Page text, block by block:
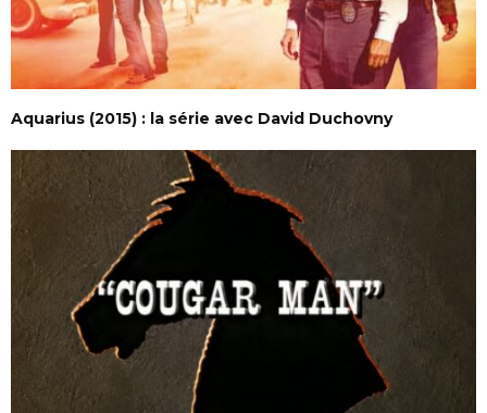
Aquarius (2015) : la série avec David Duchovny